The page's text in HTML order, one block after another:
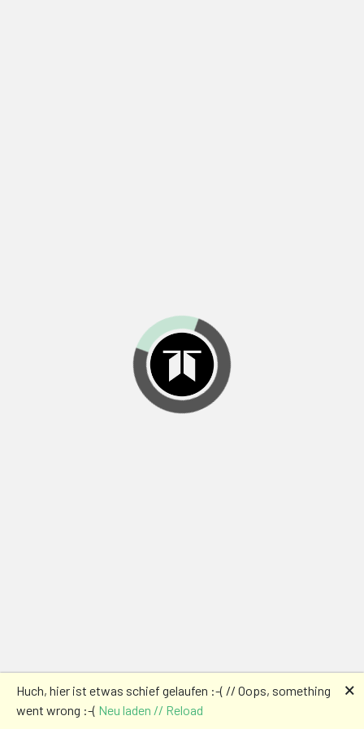
Huch, hier ist etwas schief gelaufen :-( // Oops, something
went wrong :-( Neu laden // Reload
🗙